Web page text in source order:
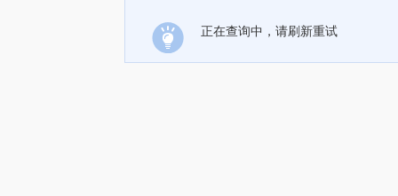
正在查询中，请刷新重试